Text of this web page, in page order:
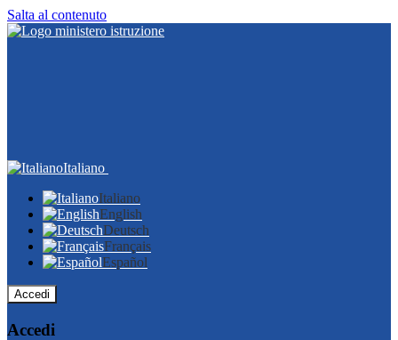
Salta al contenuto
Italiano
Italiano
English
Deutsch
Français
Español
Accedi
Accedi